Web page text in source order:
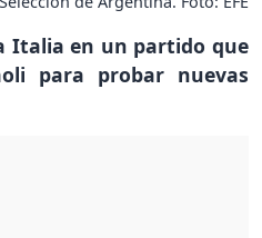
Italia en un partido que
para probar nuevas